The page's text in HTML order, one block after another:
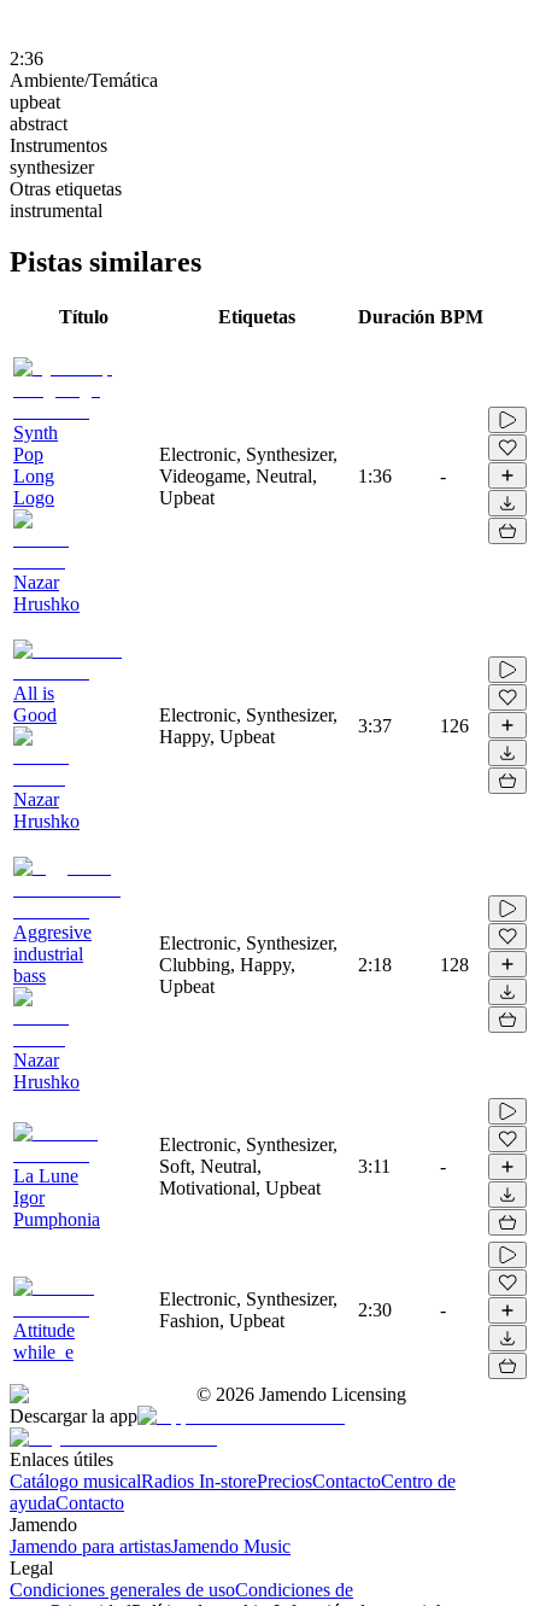
2:36
Ambiente/Temática
upbeat
abstract
Instrumentos
synthesizer
Otras etiquetas
instrumental
Pistas similares
Título Etiquetas Duración BPM
Synth
Pop
Long
Logo
Nazar
Hrushko
Electronic, Synthesizer,
Videogame, Neutral,
Upbeat
1:36 -
All is
Good
Nazar
Hrushko
Electronic, Synthesizer,
Happy, Upbeat
3:37 126
Aggresive
industrial
bass
Nazar
Hrushko
Electronic, Synthesizer,
Clubbing, Happy,
Upbeat
2:18 128
La Lune
Igor
Pumphonia
Electronic, Synthesizer,
Soft, Neutral,
Motivational, Upbeat
3:11 -
Attitude
while_e
Electronic, Synthesizer,
Fashion, Upbeat
2:30 -
© 2026 Jamendo Licensing
Descargar la app
Enlaces útiles
Catálogo musicalRadios In-storePreciosContactoCentro de
ayudaContacto
Jamendo
Jamendo para artistasJamendo Music
Legal
Condiciones generales de usoCondiciones de